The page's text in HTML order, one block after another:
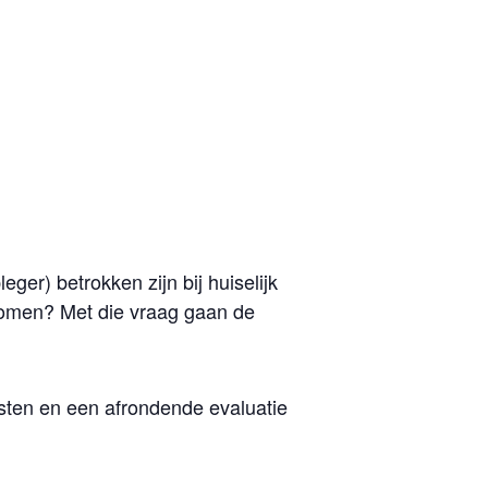
betrokken zijn bij huiselijk
Met die vraag gaan de
en een afrondende evaluatie